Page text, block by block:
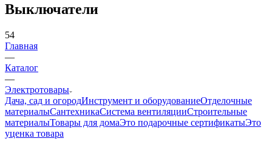
Выключатели
54
Главная
—
Каталог
—
Электротовары
Дача, сад и огородИнструмент и оборудованиеОтделочные
материалыСантехникаСистема вентиляцииСтроительные
материалыТовары для домаЭто подарочные сертификатыЭто
уценка товара